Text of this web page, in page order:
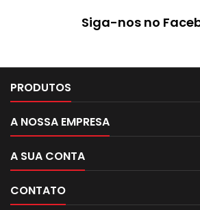
Siga-nos no
PRODUTOS
A NOSSA EMPRESA
A SUA CONTA
CONTATO